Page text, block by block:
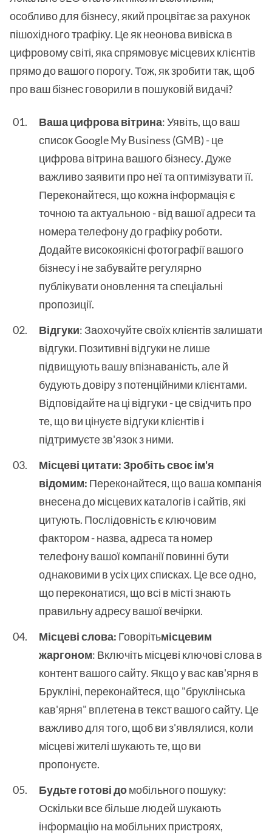
особливо для бізнесу, який процвітає за рахунок
пішохідного трафіку. Це як неонова вивіска в
цифровому світі, яка спрямовує місцевих клієнтів
прямо до вашого порогу. Тож, як зробити так, щоб
про ваш бізнес говорили в пошуковій видачі?
Ваша цифрова вітрина: Уявіть, що ваш
список Google My Business (GMB) - це
цифрова вітрина вашого бізнесу. Дуже
важливо заявити про неї та оптимізувати її.
Переконайтеся, що кожна інформація є
точною та актуальною - від вашої адреси та
номера телефону до графіку роботи.
Додайте високоякісні фотографії вашого
бізнесу і не забувайте регулярно
публікувати оновлення та спеціальні
пропозиції.
Відгуки: Заохочуйте своїх клієнтів залишати
відгуки. Позитивні відгуки не лише
підвищують вашу впізнаваність, але й
будують довіру з потенційними клієнтами.
Відповідайте на ці відгуки - це свідчить про
те, що ви цінуєте відгуки клієнтів і
підтримуєте зв'язок з ними.
Місцеві цитати: Зробіть своє ім'я
відомим: Переконайтеся, що ваша компанія
внесена до місцевих каталогів і сайтів, які
цитують. Послідовність є ключовим
фактором - назва, адреса та номер
телефону вашої компанії повинні бути
однаковими в усіх цих списках. Це все одно,
що переконатися, що всі в місті знають
правильну адресу вашої вечірки.
Місцеві слова: Говорітьмісцевим
жаргоном: Включіть місцеві ключові слова в
контент вашого сайту. Якщо у вас кав'ярня в
Брукліні, переконайтеся, що "бруклінська
кав'ярня" вплетена в текст вашого сайту. Це
важливо для того, щоб ви з'являлися, коли
місцеві жителі шукають те, що ви
пропонуєте.
Будьте готові домобільного пошуку:
Оскільки все більше людей шукають
інформацію на мобільних пристроях,